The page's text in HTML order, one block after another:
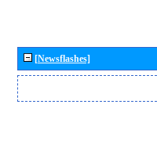
[Newsflashes]